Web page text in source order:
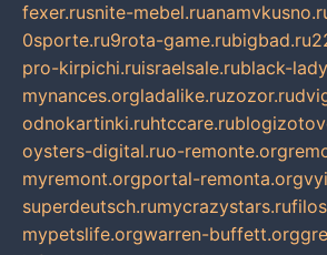
fexer.rusnite-mebel.ru
0sporte.ru9rota-game.rubigbad.ru
pro-kirpichi.ruisraelsale.rublack-
mynances.orgladalike.ruzozor.ru
odnokartinki.ruhtccare.ru
oysters-digital.ruo-remonte.org
myremont.orgportal-remonta.org
superdeutsch.rumycrazystars.ru
mypetslife.orgwarren-buffett.org